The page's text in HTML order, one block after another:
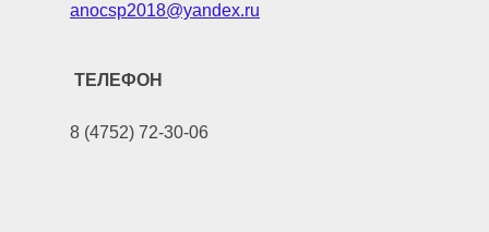
anocsp2018@yandex.ru
ТЕЛЕФОН
8 (4752) 72-30-06